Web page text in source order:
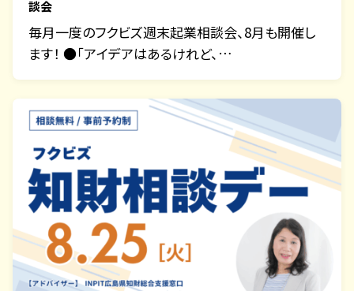
談会
毎月一度のフクビズ週末起業相談会、8月も開催し
ます！ ●「アイデアはあるけれど、…